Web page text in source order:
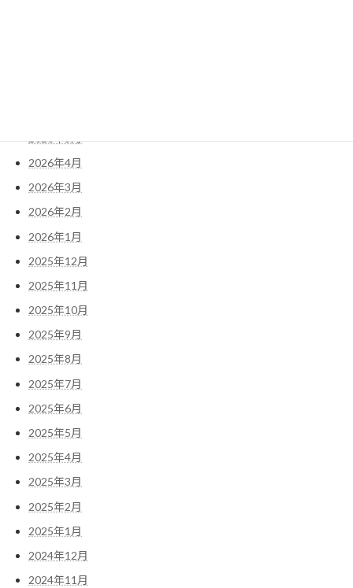
2026年5月
2026年4月
2026年3月
2026年2月
2026年1月
2025年12月
2025年11月
2025年10月
2025年9月
2025年8月
2025年7月
2025年6月
2025年5月
2025年4月
2025年3月
2025年2月
2025年1月
2024年12月
2024年11月